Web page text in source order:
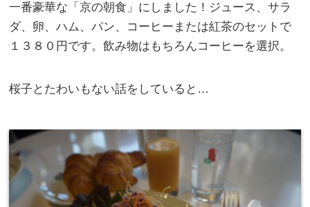
一番豪華な「京の朝食」にしました！ジュース、サラ
ダ、卵、ハム、パン、コーヒーまたは紅茶のセットで
１３８０円です。飲み物はもちろんコーヒーを選択。
桜子とたわいもない話をしていると…